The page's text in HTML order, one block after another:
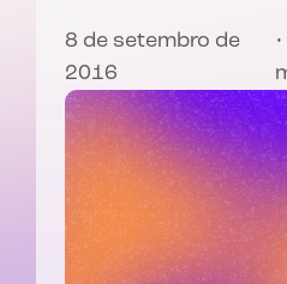
8 de setembro de
2016